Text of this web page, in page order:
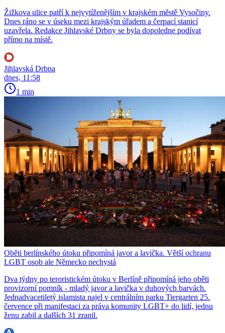
Žižkova ulice patří k nejvytíženějším v krajském městě Vysočiny.
Dnes ráno se v úseku mezi krajským úřadem a čerpací stanicí
uzavřela. Redakce Jihlavské Drbny se byla dopoledne podívat
přímo na místě.
Jihlavská Drbna
dnes, 11:58
1 min
Oběti berlínského útoku připomíná javor a lavička. Větší ochranu
LGBT osob ale Německo nechystá
Dva týdny po teroristickém útoku v Berlíně připomíná jeho oběti
provizorní pomník - mladý javor a lavička v duhových barvách.
Jednadvacetiletý islamista najel v centrálním parku Tiergarten 25.
července při manifestaci za práva komunity LGBT+ do lidí, jednu
ženu zabil a dalších 31 zranil.